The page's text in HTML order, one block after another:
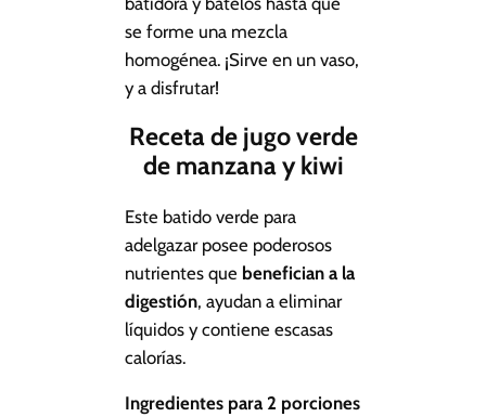
se forme una mezcla
homogénea. ¡Sirve en un vaso,
y a disfrutar!
Receta de jugo verde
de manzana y kiwi
Este batido verde para
adelgazar posee poderosos
nutrientes que benefician a la
digestión, ayudan a eliminar
líquidos y contiene escasas
calorías.
Ingredientes para 2 porciones